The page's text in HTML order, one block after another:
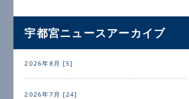
宇都宮ニュースアーカイブ
2026年8月 [5]
2026年7月 [24]